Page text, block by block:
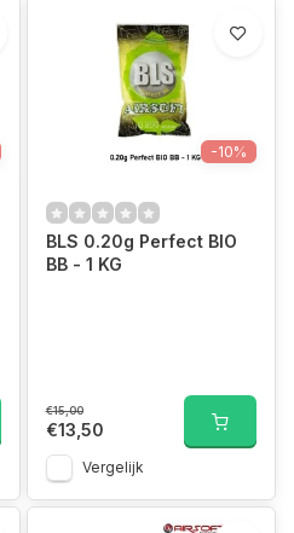
-10%
BLS 0.20g Perfect BIO
BB - 1 KG
€15,00
€13,50
Vergelijk